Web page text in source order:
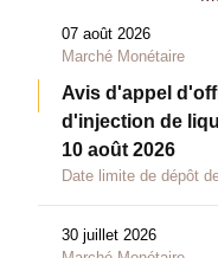
07 août 2026
Marché Monétaire
Avis d'appel
d'injection de
10 août 2026
Date limite de dépôt
30 juillet 2026